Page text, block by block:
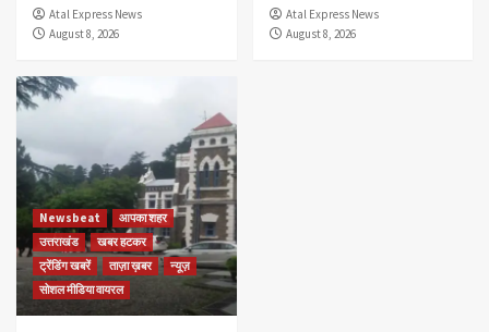
Atal Express News
August 8, 2026
Atal Express News
August 8, 2026
Newsbeat
आपका शहर
उत्तराखंड
खबर हटकर
ट्रेंडिंग खबरें
ताज़ा ख़बर
न्यूज़
सोशल मीडिया वायरल